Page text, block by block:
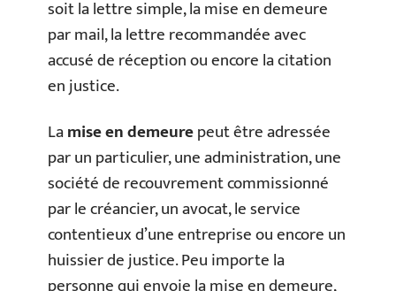
soit la lettre simple, la mise en demeure
par mail, la lettre recommandée avec
accusé de réception ou encore la citation
en justice.
Lamise en demeurepeut être adressée
par un particulier, une administration, une
société de recouvrement commissionné
par le créancier, un avocat, le service
contentieux d’une entreprise ou encore un
huissier de justice. Peu importe la